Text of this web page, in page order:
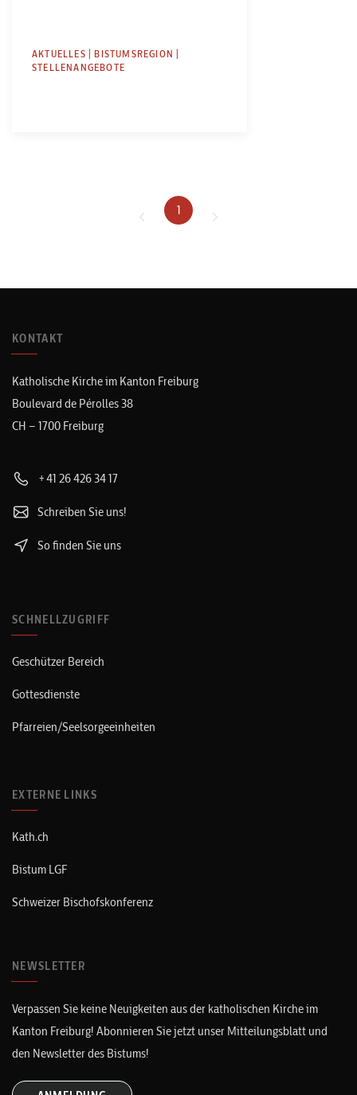
AKTUELLES | BISTUMSREGION |
STELLENANGEBOTE
1
KONTAKT
Katholische Kirche im Kanton Freiburg
Boulevard de Pérolles 38
CH – 1700 Freiburg
+41 26 426 34 17
Schreiben Sie uns!
So finden Sie uns
SCHNELLZUGRIFF
Geschützer Bereich
Gottesdienste
Pfarreien/Seelsorgeeinheiten
EXTERNE LINKS
Kath.ch
Bistum LGF
Schweizer Bischofskonferenz
NEWSLETTER
Verpassen Sie keine Neuigkeiten aus der katholischen Kirche im
Kanton Freiburg! Abonnieren Sie jetzt unser Mitteilungsblatt und
den Newsletter des Bistums!